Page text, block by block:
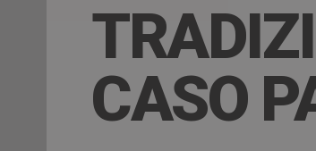
CASO